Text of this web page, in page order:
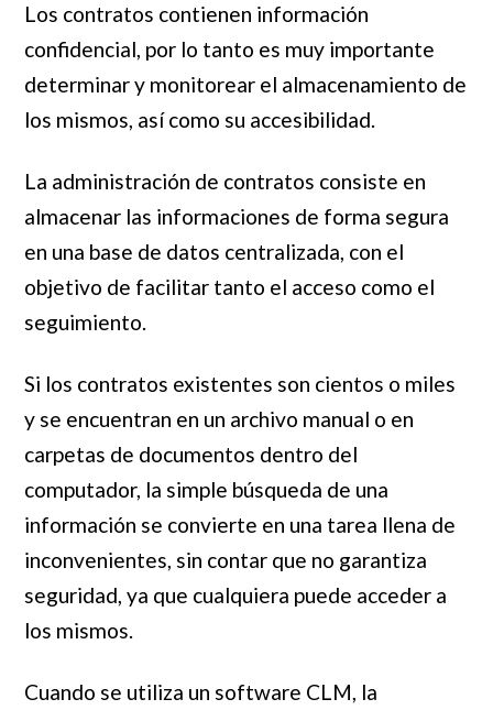
Los contratos contienen información
confidencial, por lo tanto es muy importante
determinar y monitorear el almacenamiento de
los mismos, así como su accesibilidad.
La administración de contratos consiste en
almacenar las informaciones de forma segura
en una base de datos centralizada, con el
objetivo de facilitar tanto el acceso como el
seguimiento.
Si los contratos existentes son cientos o miles
y se encuentran en un archivo manual o en
carpetas de documentos dentro del
computador, la simple búsqueda de una
información se convierte en una tarea llena de
inconvenientes, sin contar que no garantiza
seguridad, ya que cualquiera puede acceder a
los mismos.
Cuando se utiliza un software CLM, la